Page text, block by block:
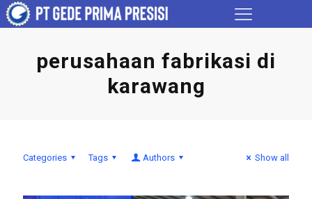
perusahaan fabrikasi di
karawang
Categories Tags Authors Show all